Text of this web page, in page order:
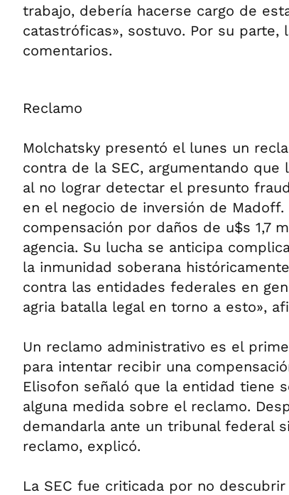
trabajo, debería hacerse cargo de
catastróficas», sostuvo. Por su parte,
comentarios.
Reclamo
Molchatsky presentó el lunes un
contra de la SEC, argumentando que
al no lograr detectar el presunto
en el negocio de inversión de
compensación por daños de u$s 1,7
agencia. Su lucha se anticipa
la inmunidad soberana
contra las entidades federales en
agria batalla legal en torno a esto»,
Un reclamo administrativo es el
para intentar recibir una
Elisofon señaló que la entidad tiene
alguna medida sobre el reclamo.
demandarla ante un tribunal federal
reclamo, explicó.
La SEC fue criticada por no